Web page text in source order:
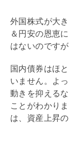
外国株式が大
＆円安の恩恵
はないのです
国内債券はほ
いません。よ
動きを抑える
ことがわかり
は、資産上昇